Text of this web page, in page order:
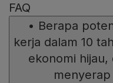
FAQ
• Berapa
kerja dalam 10
ekonomi